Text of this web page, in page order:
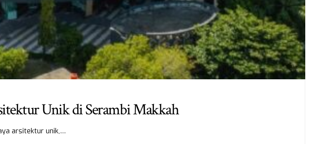
Unik di Serambi Makkah
arsitektur unik,…